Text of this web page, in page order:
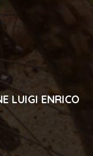
LUIGI ENRICO